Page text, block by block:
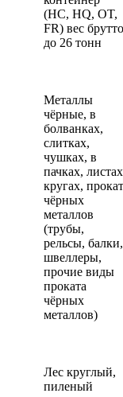
(HC, HQ, OT,
FR) вес брутто
до 26 тонн
Металлы
чёрные, в
болванках,
слитках,
чушках, в
пачках,
кругах, прокат
чёрных
металлов
(трубы,
рельсы, балки,
швеллеры,
прочие виды
проката
чёрных
металлов)
Лес круглый,
пиленый